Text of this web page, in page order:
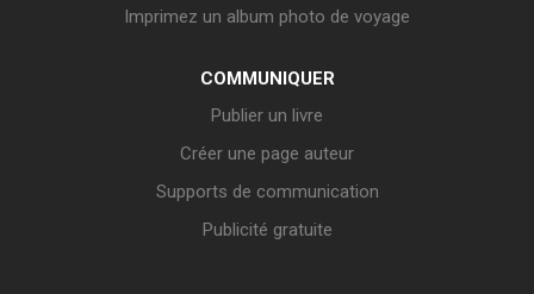
Imprimez un album photo de voyage
COMMUNIQUER
Publier un livre
Créer une page auteur
Supports de communication
Publicité gratuite